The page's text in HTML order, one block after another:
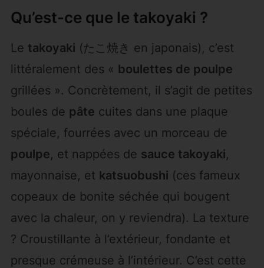
Qu’est-ce que le takoyaki ?
Le takoyaki (たこ焼き en japonais), c’est
littéralement des « boulettes de poulpe
grillées ». Concrètement, il s’agit de petites
boules de pâte cuites dans une plaque
spéciale, fourrées avec un morceau de
poulpe, et nappées de sauce takoyaki,
mayonnaise, et katsuobushi (ces fameux
copeaux de bonite séchée qui bougent
avec la chaleur, on y reviendra). La texture
? Croustillante à l’extérieur, fondante et
presque crémeuse à l’intérieur. C’est cette